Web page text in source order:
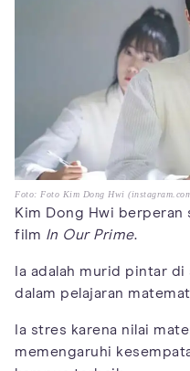
Foto: Foto Kim Dong Hwi
Kim Dong Hwi berperan
film In Our Prime.
Ia adalah murid pintar di
dalam pelajaran
Ia stres karena nilai
memengaruhi